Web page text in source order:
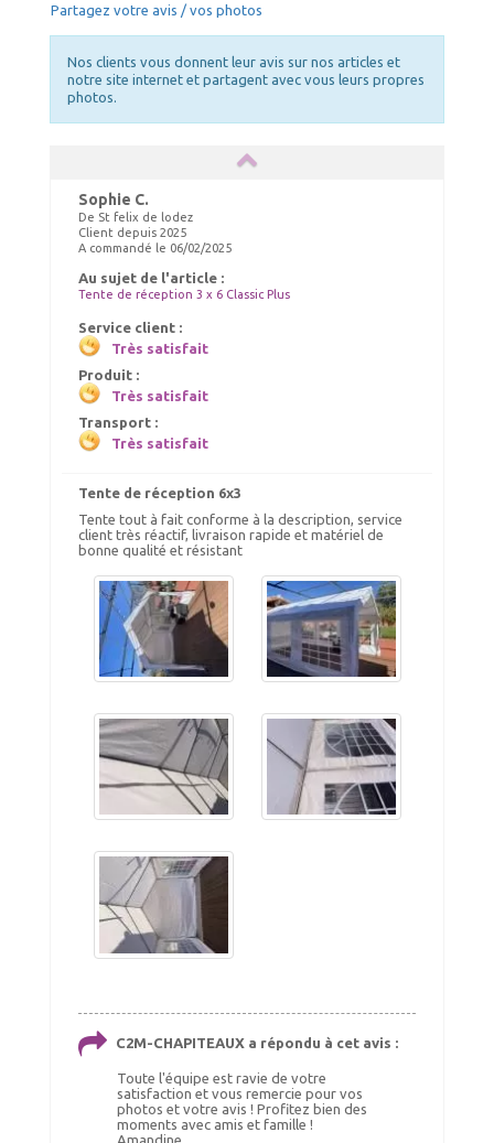
155.00 € TTC livré
160.00 €
Ajout panier
49.00 €
Ajout panier
SACS DE RANGEMENT
124.00 € TTC livré
129.00 €
Ajout panier
Gouttières
148.00 € TTC livré
150.00 €
NETTOYANT PVC
39.00 € TTC livré
43.00 €
Chauffage tonnelle, chauffage
barnum 10kW
140.00 € TTC livré
Partagez votre avis / vos photos
Nos clients vous donnent leur avis sur nos articles et
notre site internet et partagent avec vous leurs propres
photos.
Sophie C.
De St felix de lodez
Client depuis 2025
A commandé le 06/02/2025
Au sujet de l'article :
Tente de réception 3 x 6 Classic Plus
Service client :
Très satisfait
Produit :
Très satisfait
Transport :
Très satisfait
Tente de réception 6x3
Tente tout à fait conforme à la description, service
client très réactif, livraison rapide et matériel de
bonne qualité et résistant
C2M-CHAPITEAUX a répondu à cet avis :
Toute l'équipe est ravie de votre
satisfaction et vous remercie pour vos
photos et votre avis ! Profitez bien des
moments avec amis et famille !
Amandine